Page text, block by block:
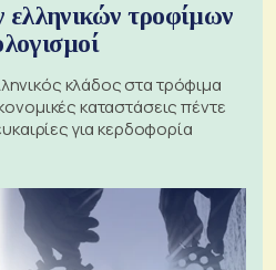
τροφίμων
κλάδος στα τρόφιμα
καταστάσεις πέντε
για κερδοφορία